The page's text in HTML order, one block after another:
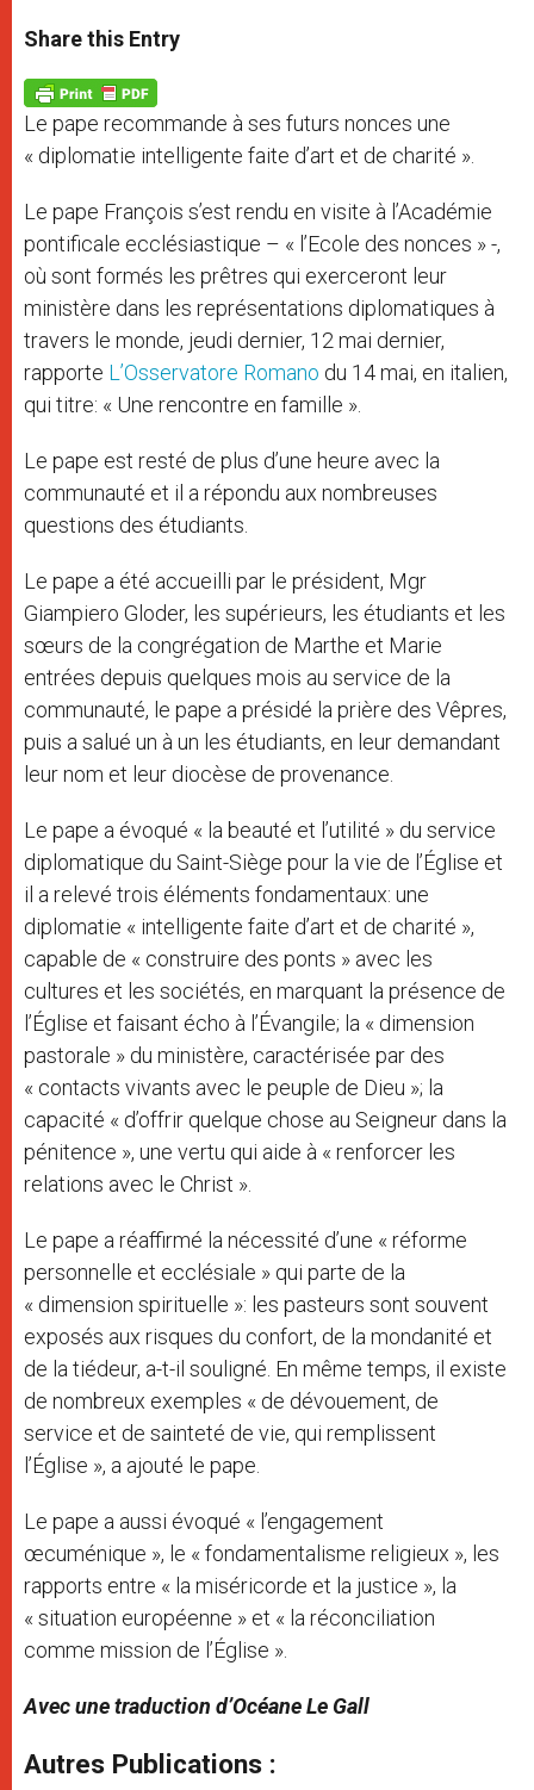
t
s
p
p
s
e
g
e
r
e
b
o
k
Share this Entry
Le pape recommande à ses futurs nonces une
« diplomatie intelligente faite d’art et de charité ».
Le pape François s’est rendu en visite à l’Académie
pontificale ecclésiastique – « l’Ecole des nonces » -,
où sont formés les prêtres qui exerceront leur
ministère dans les représentations diplomatiques à
travers le monde, jeudi dernier, 12 mai dernier,
rapporte L’Osservatore Romano du 14 mai, en italien,
qui titre: « Une rencontre en famille ».
Le pape est resté de plus d’une heure avec la
communauté et il a répondu aux nombreuses
questions des étudiants.
Le pape a été accueilli par le président, Mgr
Giampiero Gloder, les supérieurs, les étudiants et les
sœurs de la congrégation de Marthe et Marie
entrées depuis quelques mois au service de la
communauté, le pape a présidé la prière des Vêpres,
puis a salué un à un les étudiants, en leur demandant
leur nom et leur diocèse de provenance.
Le pape a évoqué « la beauté et l’utilité » du service
diplomatique du Saint-Siège pour la vie de l’Église et
il a relevé trois éléments fondamentaux: une
diplomatie « intelligente faite d’art et de charité »,
capable de « construire des ponts » avec les
cultures et les sociétés, en marquant la présence de
l’Église et faisant écho à l’Évangile; la « dimension
pastorale » du ministère, caractérisée par des
« contacts vivants avec le peuple de Dieu »; la
capacité « d’offrir quelque chose au Seigneur dans la
pénitence », une vertu qui aide à « renforcer les
relations avec le Christ ».
Le pape a réaffirmé la nécessité d’une « réforme
personnelle et ecclésiale » qui parte de la
« dimension spirituelle »: les pasteurs sont souvent
exposés aux risques du confort, de la mondanité et
de la tiédeur, a-t-il souligné. En même temps, il existe
de nombreux exemples « de dévouement, de
service et de sainteté de vie, qui remplissent
l’Église », a ajouté le pape.
Le pape a aussi évoqué « l’engagement
œcuménique », le « fondamentalisme religieux », les
rapports entre « la miséricorde et la justice », la
« situation européenne » et « la réconciliation
comme mission de l’Église ».
Avec une traduction d’Océane Le Gall
Autres Publications :